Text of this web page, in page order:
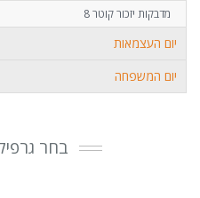
מדבקות יזכור קוטר 8
יום העצמאות
יום המשפחה
בחר